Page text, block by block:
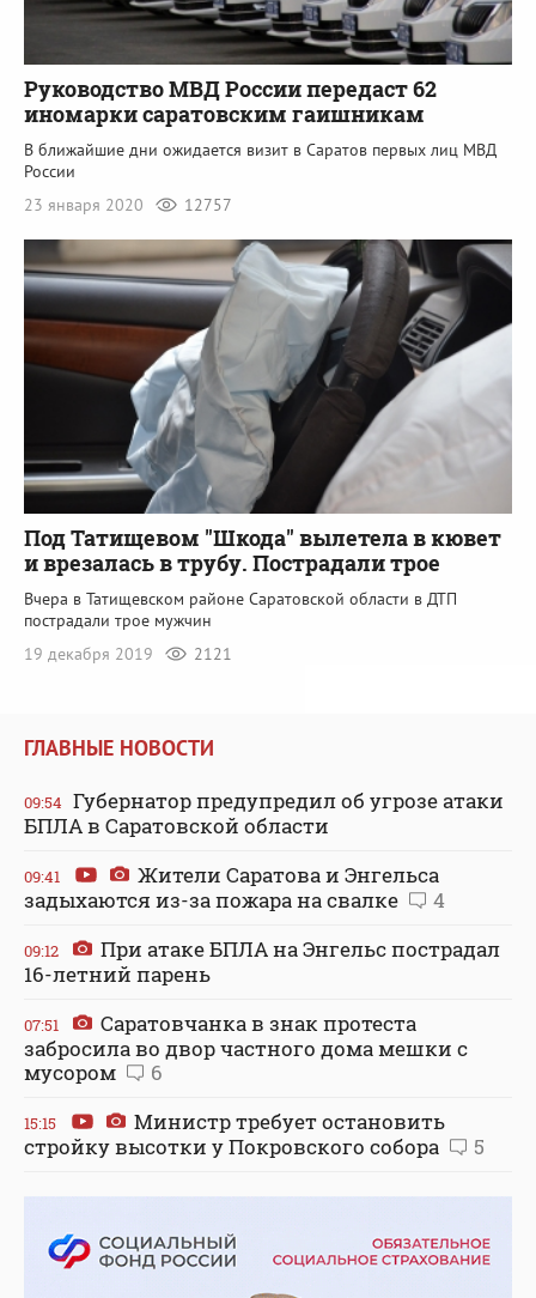
Руководство МВД России передаст 62
иномарки саратовским гаишникам
В ближайшие дни ожидается визит в Саратов первых лиц МВД
России
23 января 2020
12757
Под Татищевом "Шкода" вылетела в кювет
и врезалась в трубу. Пострадали трое
Вчера в Татищевском районе Саратовской области в ДТП
пострадали трое мужчин
19 декабря 2019
2121
ГЛАВНЫЕ НОВОСТИ
09:54 Губернатор предупредил об угрозе атаки
БПЛА в Саратовской области
09:41
Жители Саратова и Энгельса
задыхаются из-за пожара на свалке
4
09:12
При атаке БПЛА на Энгельс пострадал
16-летний парень
07:51
Саратовчанка в знак протеста
забросила во двор частного дома мешки с
мусором
6
15:15
Министр требует остановить
стройку высотки у Покровского собора
5